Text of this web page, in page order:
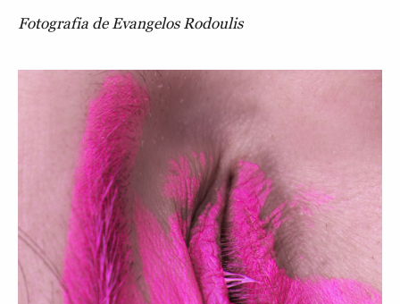
Fotografia de Evangelos Rodoulis